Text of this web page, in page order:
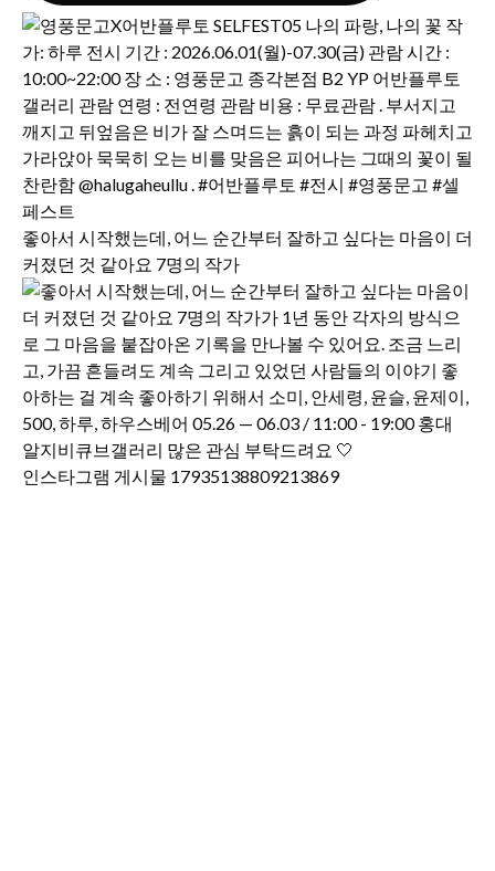
좋아서 시작했는데, 어느 순간부터 잘하고 싶다는 마음이 더
커졌던 것 같아요 7명의 작가
인스타그램 게시물 17935138809213869